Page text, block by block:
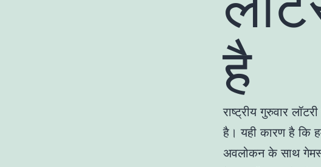
है
राष्ट्रीय गुरुवार
है। यही कारण है कि
अवलोकन के साथ